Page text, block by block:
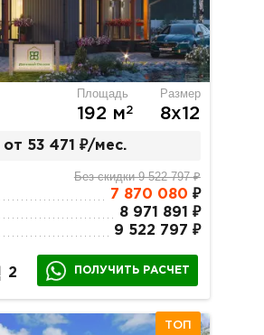
Площадь
192 м2
Размер
8х12
от 53 471 ₽/мес.
Без скидки 9 522 797 ₽
7 870 080 ₽
8 971 891 ₽
9 522 797 ₽
2 ПОЛУЧИТЬ РАСЧЕТ
ТОП